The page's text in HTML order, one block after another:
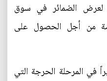
لعرض الضمائر في سوق
من أجل الحصول على
في المرحلة الحرجة التي